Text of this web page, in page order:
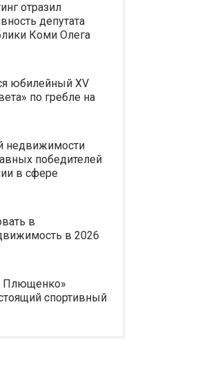
отразил
депутата
Коми Олега
юбилейный XV
по гребле на
недвижимости
победителей
в сфере
в
в 2026
Плющенко»
спортивный